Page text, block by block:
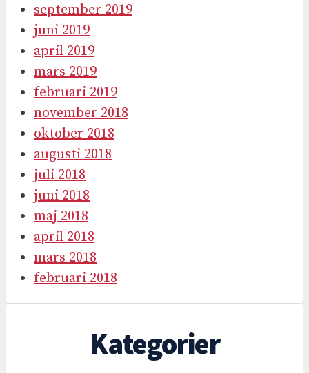
september 2019
juni 2019
april 2019
mars 2019
februari 2019
november 2018
oktober 2018
augusti 2018
juli 2018
juni 2018
maj 2018
april 2018
mars 2018
februari 2018
Kategorier